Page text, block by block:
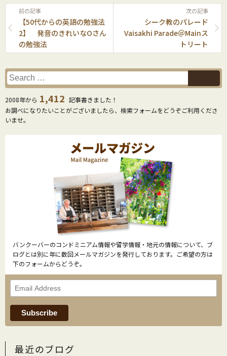
前の記事
【50代からの英語の勉強法
2】 発音のきれいなOさん
の勉強法
次の記事
シーク教のパレード
Vaisakhi Parade＠Mainス
トリート
2008年から 1,412 記事書きました！
お調べになりたいことがございましたら、検索フォームをどうぞご利用くださ
いませ。
バンクーバーのコンドミニアム情報や留学情報・地元の情報について、ブ
ログとは別に年に数回メールマガジンを発行しております。ご希望の方は
下のフォームからどうぞ。
最近のブログ